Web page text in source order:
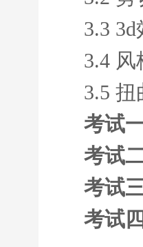
3.3
3.4
3.5
考试
考试
考试
考试